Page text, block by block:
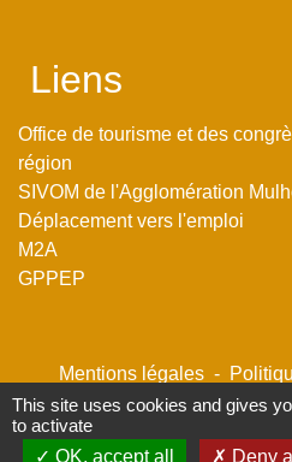
Liens
Office de tourisme et des
région
SIVOM de l'Agglomération
Déplacement vers l'emploi
M2A
GPPEP
Mentions légales -
Accessibilité - Plan du site
This site uses cookies and gives
to activate
OK, accept all
Deny